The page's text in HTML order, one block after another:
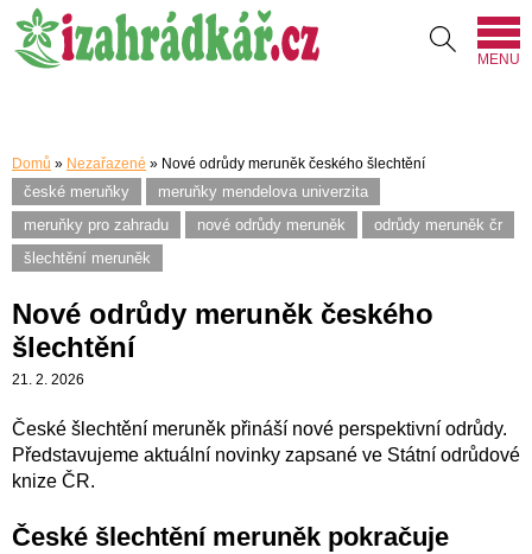
MENU
Domů » Nezařazené » Nové odrůdy meruněk českého šlechtění
české meruňky
meruňky mendelova univerzita
meruňky pro zahradu
nové odrůdy meruněk
odrůdy meruněk čr
šlechtění meruněk
Nové odrůdy meruněk českého
šlechtění
21. 2. 2026
České šlechtění meruněk přináší nové perspektivní odrůdy.
Představujeme aktuální novinky zapsané ve Státní odrůdové
knize ČR.
České šlechtění meruněk pokračuje